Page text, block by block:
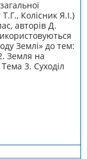
Колісник Я.І.)
авторів Д.
Землі» до тем:
Земля на
Тема 3. Суходіл
природу»